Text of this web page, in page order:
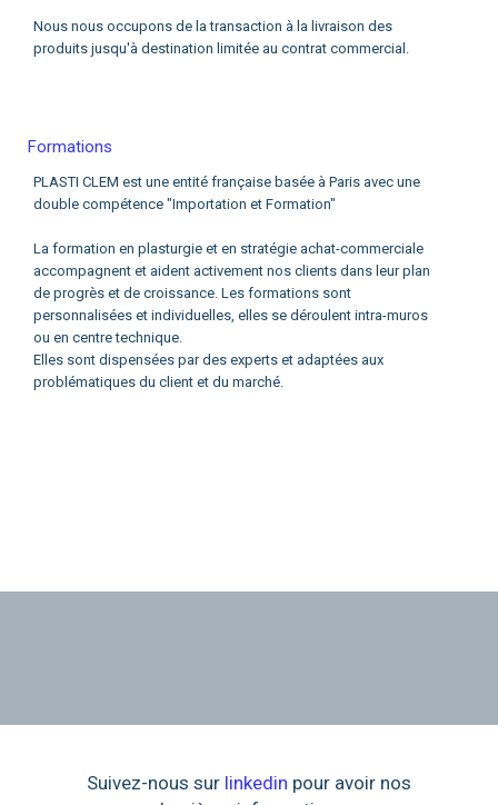
Nous nous occupons de la transaction à la livraison des
produits jusqu'à destination limitée au contrat commercial.
Formations
PLASTI CLEM est une entité française basée à Paris avec une
double compétence "Importation et Formation"
La formation en plasturgie et en stratégie achat-commerciale
accompagnent et aident activement nos clients dans leur plan
de progrès et de croissance. Les formations sont
personnalisées et individuelles, elles se déroulent intra-muros
ou en centre technique.
Elles sont dispensées par des experts et adaptées aux
problématiques du client et du marché.
Suivez-nous sur linkedin pour avoir nos